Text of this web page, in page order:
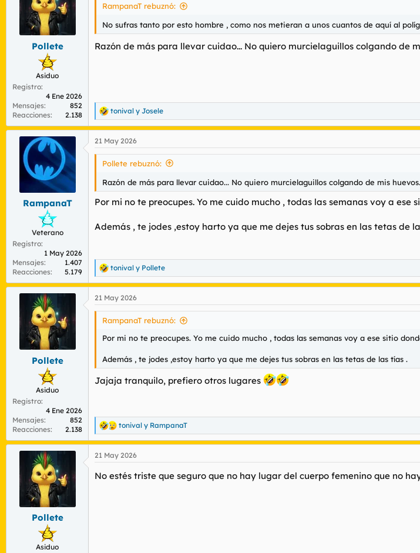
e
s
:
Pollete
Asiduo
Registro
4 Ene 2026
Mensajes
852
Reacciones
2.138
RampanaT rebuznó:
No sufras tanto por esto hombre , como nos metieran a unos cuantos de aquí al
Razón de más para llevar cuidao... No quiero murcielaguillos colgando de
R
e
a
c
c
e
s
tonival y Josele
RampanaT
Veterano
Registro
1 May 2026
Mensajes
1.407
Reacciones
5.179
21 May 2026
Pollete rebuznó:
Razón de más para llevar cuidao... No quiero murcielaguillos colgando de mis
Por mi no te preocupes. Yo me cuido mucho , todas las semanas voy a ese
Además , te jodes ,estoy harto ya que me dejes tus sobras en las tetas de
R
e
a
c
c
tonival y Pollete
Pollete
Asiduo
Registro
4 Ene 2026
Mensajes
852
Reacciones
2.138
21 May 2026
RampanaT rebuznó:
Por mi no te preocupes. Yo me cuido mucho , todas las semanas voy a ese sitio
Además , te jodes ,estoy harto ya que me dejes tus sobras en las tetas de las tías .
Jajaja tranquilo, prefiero otros lugares
R
e
a
c
i
tonival y RampanaT
Pollete
Asiduo
21 May 2026
No estés triste que seguro que no hay lugar del cuerpo femenino que no